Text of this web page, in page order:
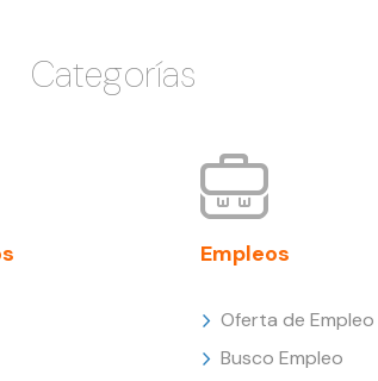
Categorías
Empleos
Oferta de Empleo
Busco Empleo